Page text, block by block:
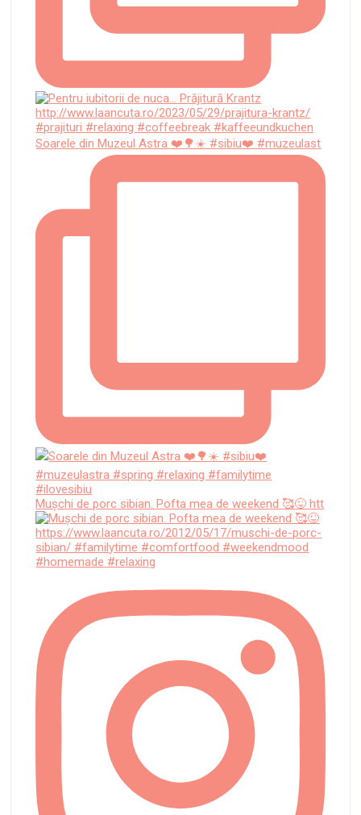
Soarele din Muzeul Astra ❤️🌳☀️ #sibiu❤️ #muzeulast
Mușchi de porc sibian. Pofta mea de weekend 🥰😜 htt